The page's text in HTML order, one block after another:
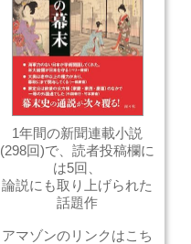
1年間の新聞連載小説
(298回)で、読者投稿欄に
は5回、
論説にも取り上げられた
話題作
アマゾンのリンクはこち